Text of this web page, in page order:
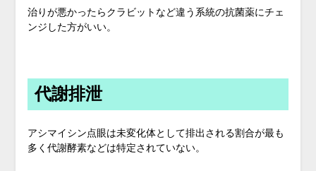
治りが悪かったらクラビットなど違う系統の抗菌薬にチェ
ンジした方がいい。
代謝排泄
アシマイシン点眼は未変化体として排出される割合が最も
多く代謝酵素などは特定されていない。